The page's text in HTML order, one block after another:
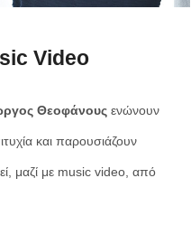
Video
Θεοφάνους ενώνουν
και παρουσιάζουν
μαζί με music video, από